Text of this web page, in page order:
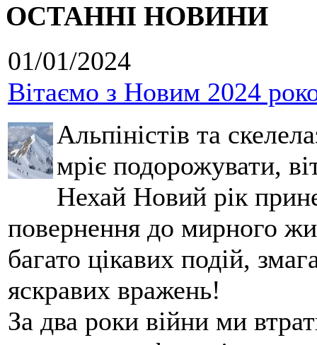
ОСТАННІ НОВИНИ
01/01/2024
Вітаємо з Новим 2024
Альпіністів та
мріє подорожувати,
Нехай Новий рік
повернення до мирного
багато цікавих подій,
яскравих вражень!
За два роки війни ми